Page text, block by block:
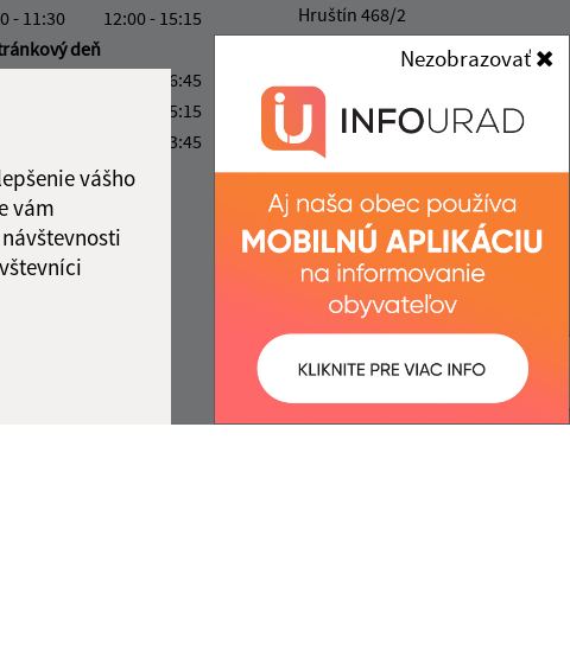
vášho
vám
Nezobrazovať
- 11:30
12:00 - 15:15
deň
12:00 - 16:45
12:00 - 15:15
12:00 - 13:45
11:30 - 12:00
Hruštín 468/2
029 52 Hruštín
info@hrustin.sk
+421 43 557 71 11
IČO: 00314501